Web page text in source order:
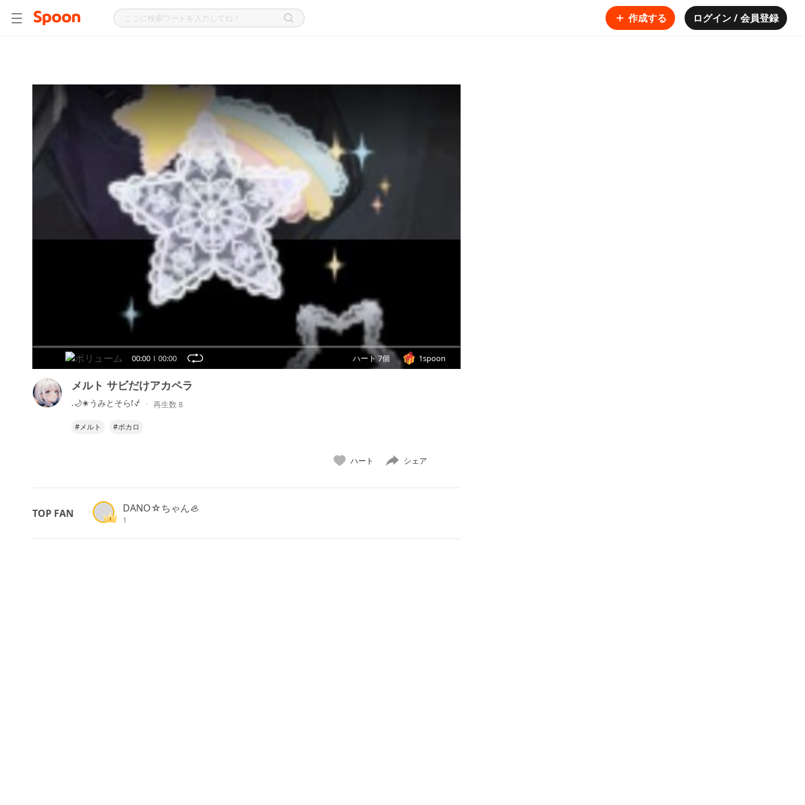
作成する ログイン / 会員登録
00:00 00:00 ハート 7個 1spoon
メルト サビだけアカペラ
.🌙✬うみとそら⨡⍻ 再生数 8
#メルト #ボカロ
ハート シェア
TOP FAN DANO☆ちゃん🦪
1